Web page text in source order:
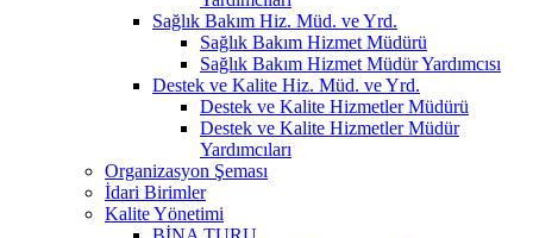
Sağlık Bakım Hiz. Müd. ve Yrd.
Sağlık Bakım Hizmet Müdürü
Sağlık Bakım Hizmet Müdür Yardımcısı
Destek ve Kalite Hiz. Müd. ve Yrd.
Destek ve Kalite Hizmetler Müdürü
Destek ve Kalite Hizmetler Müdür
Yardımcıları
Organizasyon Şeması
İdari Birimler
Kalite Yönetimi